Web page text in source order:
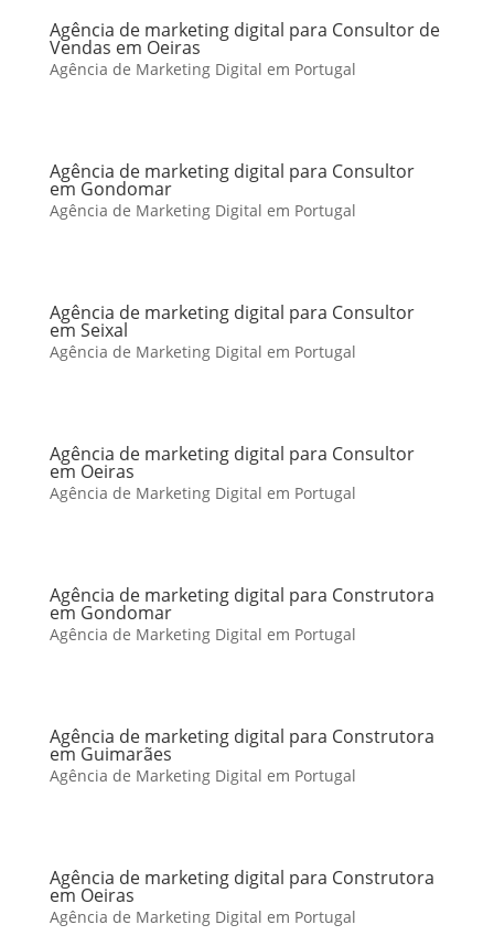
Agência de marketing digital para Consultor de
Vendas em Oeiras
Agência de Marketing Digital em Portugal
Agência de marketing digital para Consultor
em Gondomar
Agência de Marketing Digital em Portugal
Agência de marketing digital para Consultor
em Seixal
Agência de Marketing Digital em Portugal
Agência de marketing digital para Consultor
em Oeiras
Agência de Marketing Digital em Portugal
Agência de marketing digital para Construtora
em Gondomar
Agência de Marketing Digital em Portugal
Agência de marketing digital para Construtora
em Guimarães
Agência de Marketing Digital em Portugal
Agência de marketing digital para Construtora
em Oeiras
Agência de Marketing Digital em Portugal